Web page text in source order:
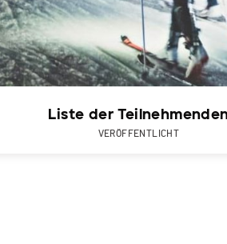
Liste der
VERÖFFENTLICHT